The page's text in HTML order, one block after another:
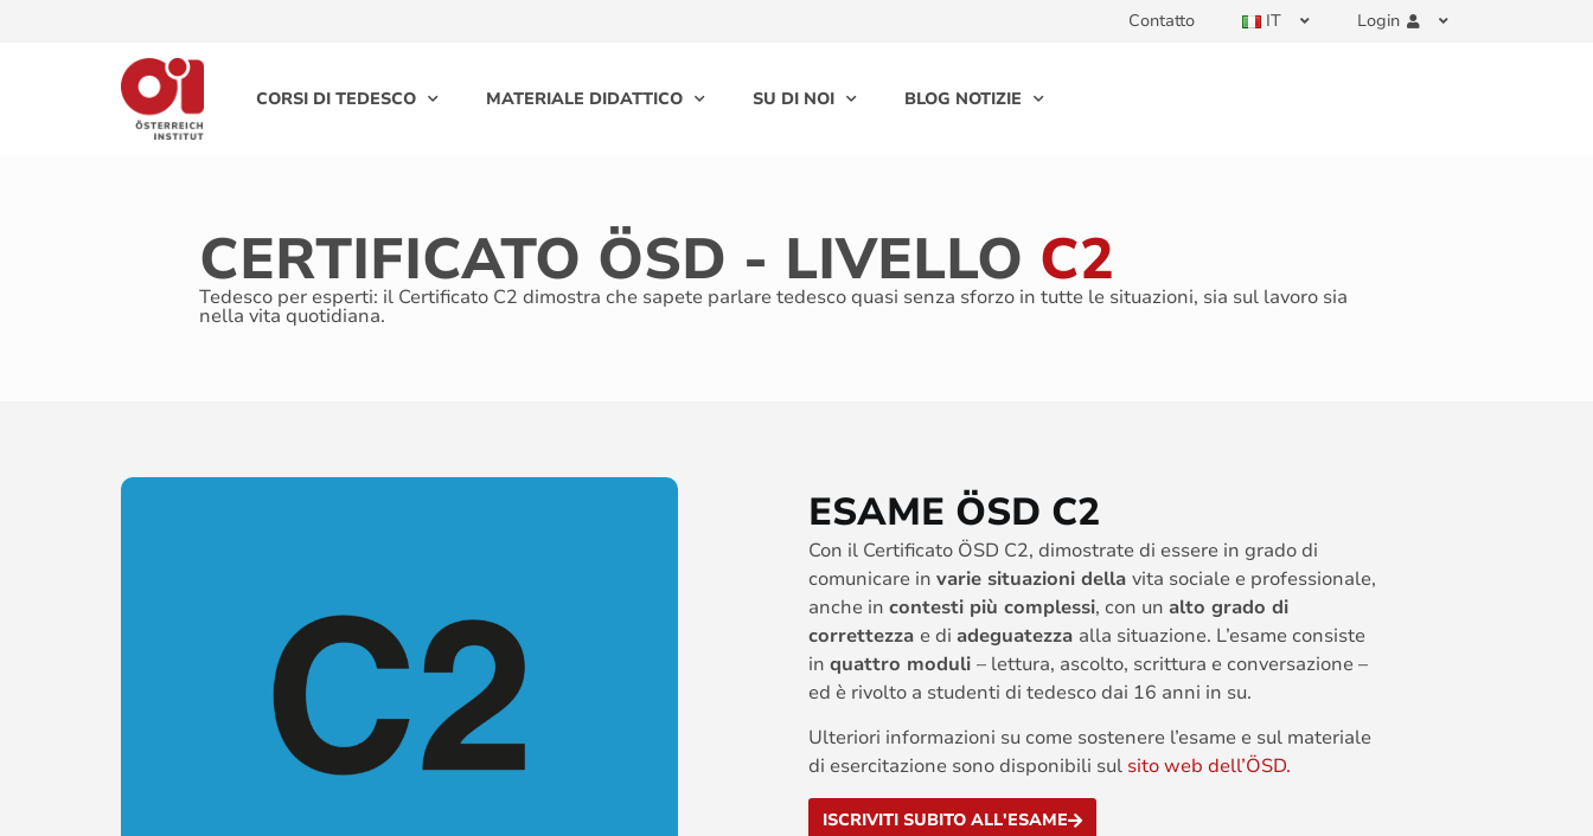
Contatto IT Login
CORSI DI TEDESCO MATERIALE DIDATTICO SU DI NOI BLOG NOTIZIE
CERTIFICATO ÖSD - LIVELLO C2
Tedesco per esperti: il Certificato C2 dimostra che sapete parlare tedesco quasi senza sforzo in tutte le situazioni, sia sul lavoro sia
nella vita quotidiana.
ESAME ÖSD C2
Con il Certificato ÖSD C2, dimostrate di essere in grado di
comunicare in varie situazioni della vita sociale e professionale,
anche in contesti più complessi, con un alto grado di
correttezza e di adeguatezza alla situazione. L’esame consiste
in quattro moduli – lettura, ascolto, scrittura e conversazione –
ed è rivolto a studenti di tedesco dai 16 anni in su.
Ulteriori informazioni su come sostenere l’esame e sul materiale
di esercitazione sono disponibili sul sito web dell’ÖSD.
ISCRIVITI SUBITO ALL'ESAME